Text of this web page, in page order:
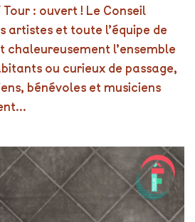
: ouvert ! Le Conseil
artistes et toute l’équipe de
chaleureusement l’ensemble
ou curieux de passage,
bénévoles et musiciens